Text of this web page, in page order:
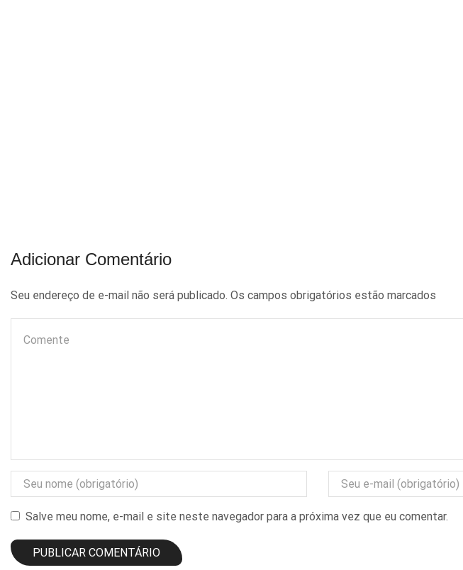
Adicionar Comentário
Seu endereço de e-mail não será publicado. Os campos obrigatórios estão marcados
Salve meu nome, e-mail e site neste navegador para a próxima vez que eu comentar.